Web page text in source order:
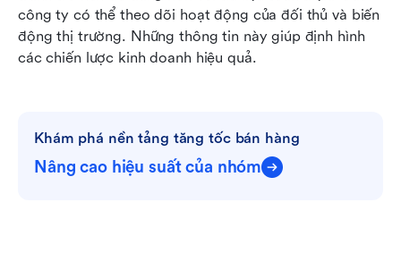
công ty có thể theo dõi hoạt động của đối thủ và biến
động thị trường. Những thông tin này giúp định hình
các chiến lược kinh doanh hiệu quả.
Khám phá nền tảng tăng tốc bán hàng
Nâng cao hiệu suất của nhóm